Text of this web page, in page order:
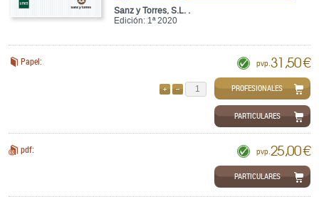
Sanz y Torres, S.L. .
Edición: 1ª 2020
Papel: pvp. 31,50 €
QUITARPROFESIONALES
PARTICULARES
pdf: pvp. 25,00 €
PARTICULARES